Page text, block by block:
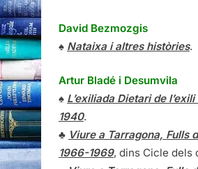
David Bezmozgis
♠ Nataixa i altres històries.
Artur Bladé i Desumvila
♠ L’exiliada Dietari de
1940.
♣ Viure a Tarragona, Fulls
1966-1969, dins Cicle dels